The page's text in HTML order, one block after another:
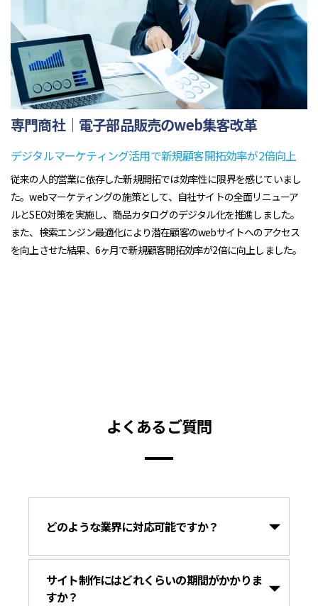
専門商社｜電子部品販売のweb集客改革
デジタルマーケティング活用で新規顧客開拓効率が2倍向上
従来の人的営業に依存した新規開拓では効率性に限界を感じていまし
た。webマーケティングの施策として、自社サイトの全面リニューア
ルとSEO対策を実施し、商品カタログのデジタル化を推進しました。
また、検索エンジン最適化により潜在顧客のwebサイトへのアクセス
を向上させた結果、6ヶ月で新規顧客開拓効率が2倍に向上しました。
よくあるご質問
どのような業界に対応可能ですか？
サイト制作にはどれくらいの期間がかかりま
すか？